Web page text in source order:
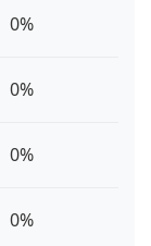
0%
0%
0%
0%